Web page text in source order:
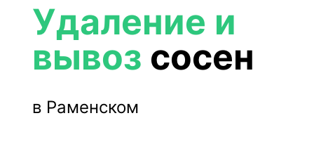
Удаление и
вывоз сосен
в Раменском